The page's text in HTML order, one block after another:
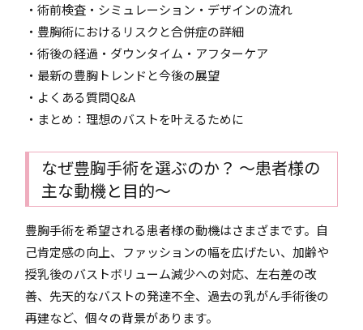
・術前検査・シミュレーション・デザインの流れ
・豊胸術におけるリスクと合併症の詳細
・術後の経過・ダウンタイム・アフターケア
・最新の豊胸トレンドと今後の展望
・よくある質問Q&A
・まとめ：理想のバストを叶えるために
なぜ豊胸手術を選ぶのか？ 〜患者様の
主な動機と目的〜
豊胸手術を希望される患者様の動機はさまざまです。自
己肯定感の向上、ファッションの幅を広げたい、加齢や
授乳後のバストボリューム減少への対応、左右差の改
善、先天的なバストの発達不全、過去の乳がん手術後の
再建など、個々の背景があります。